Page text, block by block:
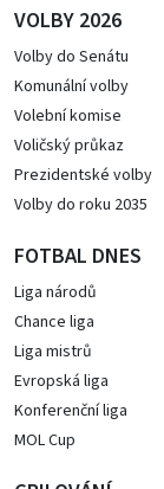
VOLBY 2026
Volby do Senátu
Komunální volby
Volební komise
Voličský průkaz
Prezidentské volby
Volby do roku 2035
FOTBAL DNES
Liga národů
Chance liga
Liga mistrů
Evropská liga
Konferenční liga
MOL Cup